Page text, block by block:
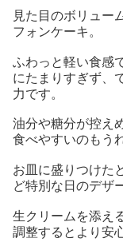
見た目のボリュー
フォンケーキ。
ふわっと軽い食感
にたまりすぎず、
力です。
油分や糖分が控え
食べやすいのもう
お皿に盛りつけた
ど特別な日のデザ
生クリームを添え
調整するとより安